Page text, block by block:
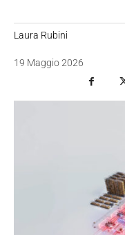
Laura Rubini
19 Maggio 2026